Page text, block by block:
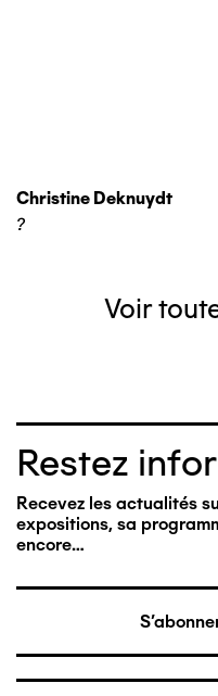
Christine Deknuydt
?
Voir
Restez
Recevez les actualités
expositions, sa
encore…